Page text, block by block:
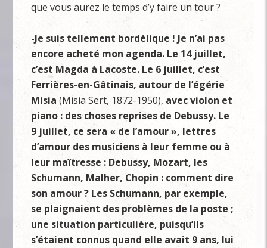
que vous aurez le temps d’y faire un tour ?
-Je suis tellement bordélique ! Je n’ai pas
encore acheté mon agenda. Le 14 juillet,
c’est Magda à Lacoste. Le 6 juillet, c’est
Ferrières-en-Gâtinais, autour de l’égérie
Misia(Misia Sert, 1872-1950), avec violon et
piano : des choses reprises de Debussy. Le
9 juillet, ce sera « de l’amour », lettres
d’amour des musiciens à leur femme ou à
leur maîtresse : Debussy, Mozart, les
Schumann, Malher, Chopin : comment dire
son amour ? Les Schumann, par exemple,
se plaignaient des problèmes de la poste ;
une situation particulière, puisqu’ils
s’étaient connus quand elle avait 9 ans, lui